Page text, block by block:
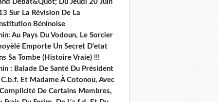
Débat&Quot; Du Jeudi 20 Juin
Sur La Révision De La
Béninoise
Au Pays Du Vodoun, Le Sorcier
Emporte Un Secret D'etat
Sa Tombe (Histoire Vraie) !!!
: Balade De Santé Du Président
C.b.f. Et Madame À Cotonou, Avec
Complicité De Certains Membres,